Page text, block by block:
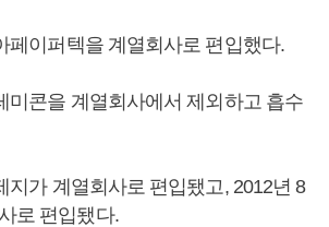
페이퍼텍을 계열회사로 편입했다.
미콘을 계열회사에서 제외하고 흡수
지가 계열회사로 편입됐고, 2012년 8
로 편입됐다.